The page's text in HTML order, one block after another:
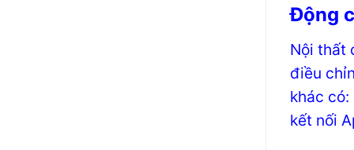
Động
Nội thất
điều
khác
kết nối